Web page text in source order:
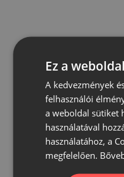
Ez a
A kedvezmények
felhasználói
a weboldal sütiket
használatával
használatához, a
megfelelően.